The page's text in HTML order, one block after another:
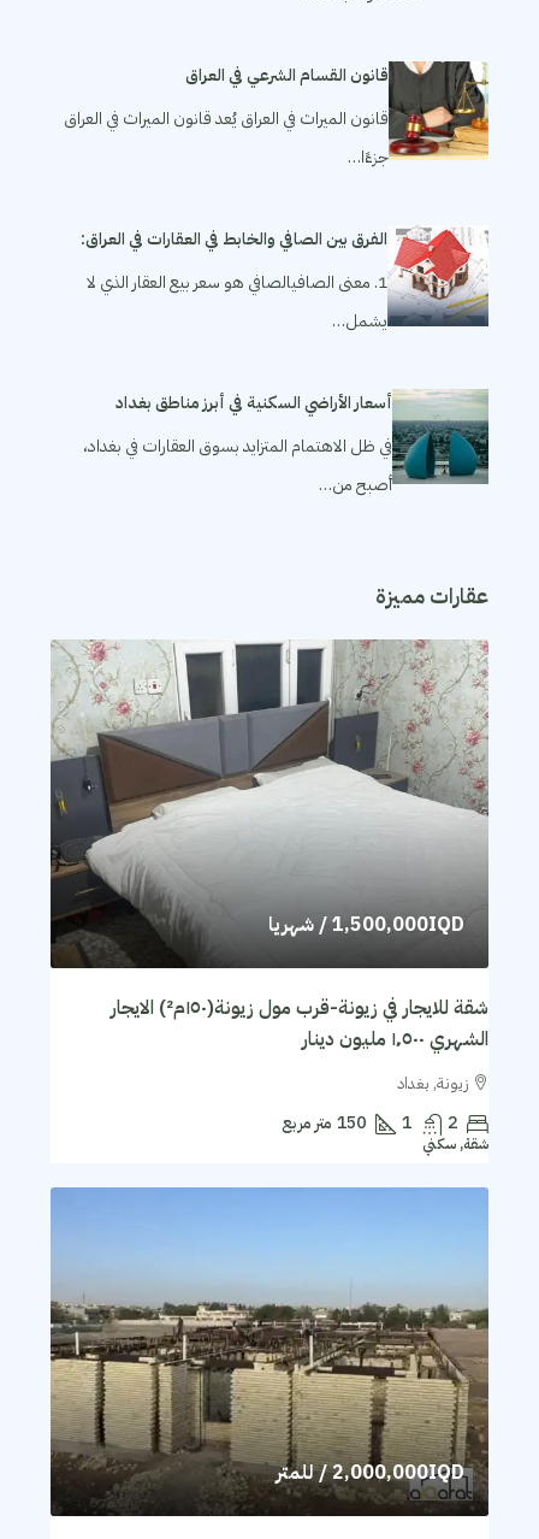
قانون القسام الشرعي في العراق
قانون الميراث في العراق يُعد قانون الميراث في العراق
جزءًا…
الفرق بين الصافي والخابط في العقارات في العراق:
1. معنى الصافيالصافي هو سعر بيع العقار الذي لا
يشمل…
أسعار الأراضي السكنية في أبرز مناطق بغداد
في ظل الاهتمام المتزايد بسوق العقارات في بغداد،
أصبح من…
عقارات مميزة
1,500,000IQD/ شهريا
شقة للايجار في زيونة-قرب مول زيونة(١٥٠م²) الايجار
الشهري ١٬٥٠٠ مليون دينار
زيونة, بغداد
2
1
150 متر مربع
شقة, سكني
2,000,000IQD/ للمتر